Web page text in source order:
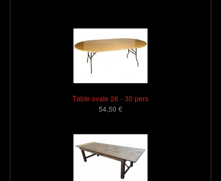
Table ovale 26 - 30 pers
54,50 €